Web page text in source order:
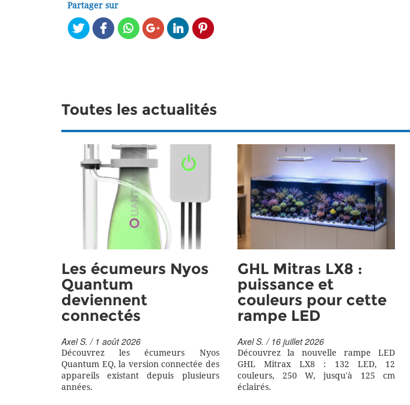
Partager sur
Toutes les actualités
Les écumeurs Nyos
Quantum
deviennent
connectés
Axel S. / 1 août 2026
Découvrez les écumeurs Nyos
Quantum EQ, la version connectée des
appareils existant depuis plusieurs
années.
GHL Mitras LX8 :
puissance et
couleurs pour cette
rampe LED
Axel S. / 16 juillet 2026
Découvrez la nouvelle rampe LED
GHL Mitrax LX8 : 132 LED, 12
couleurs, 250 W, jusqu'à 125 cm
éclairés.